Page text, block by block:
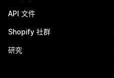
API 文件
Shopify 社群
研究